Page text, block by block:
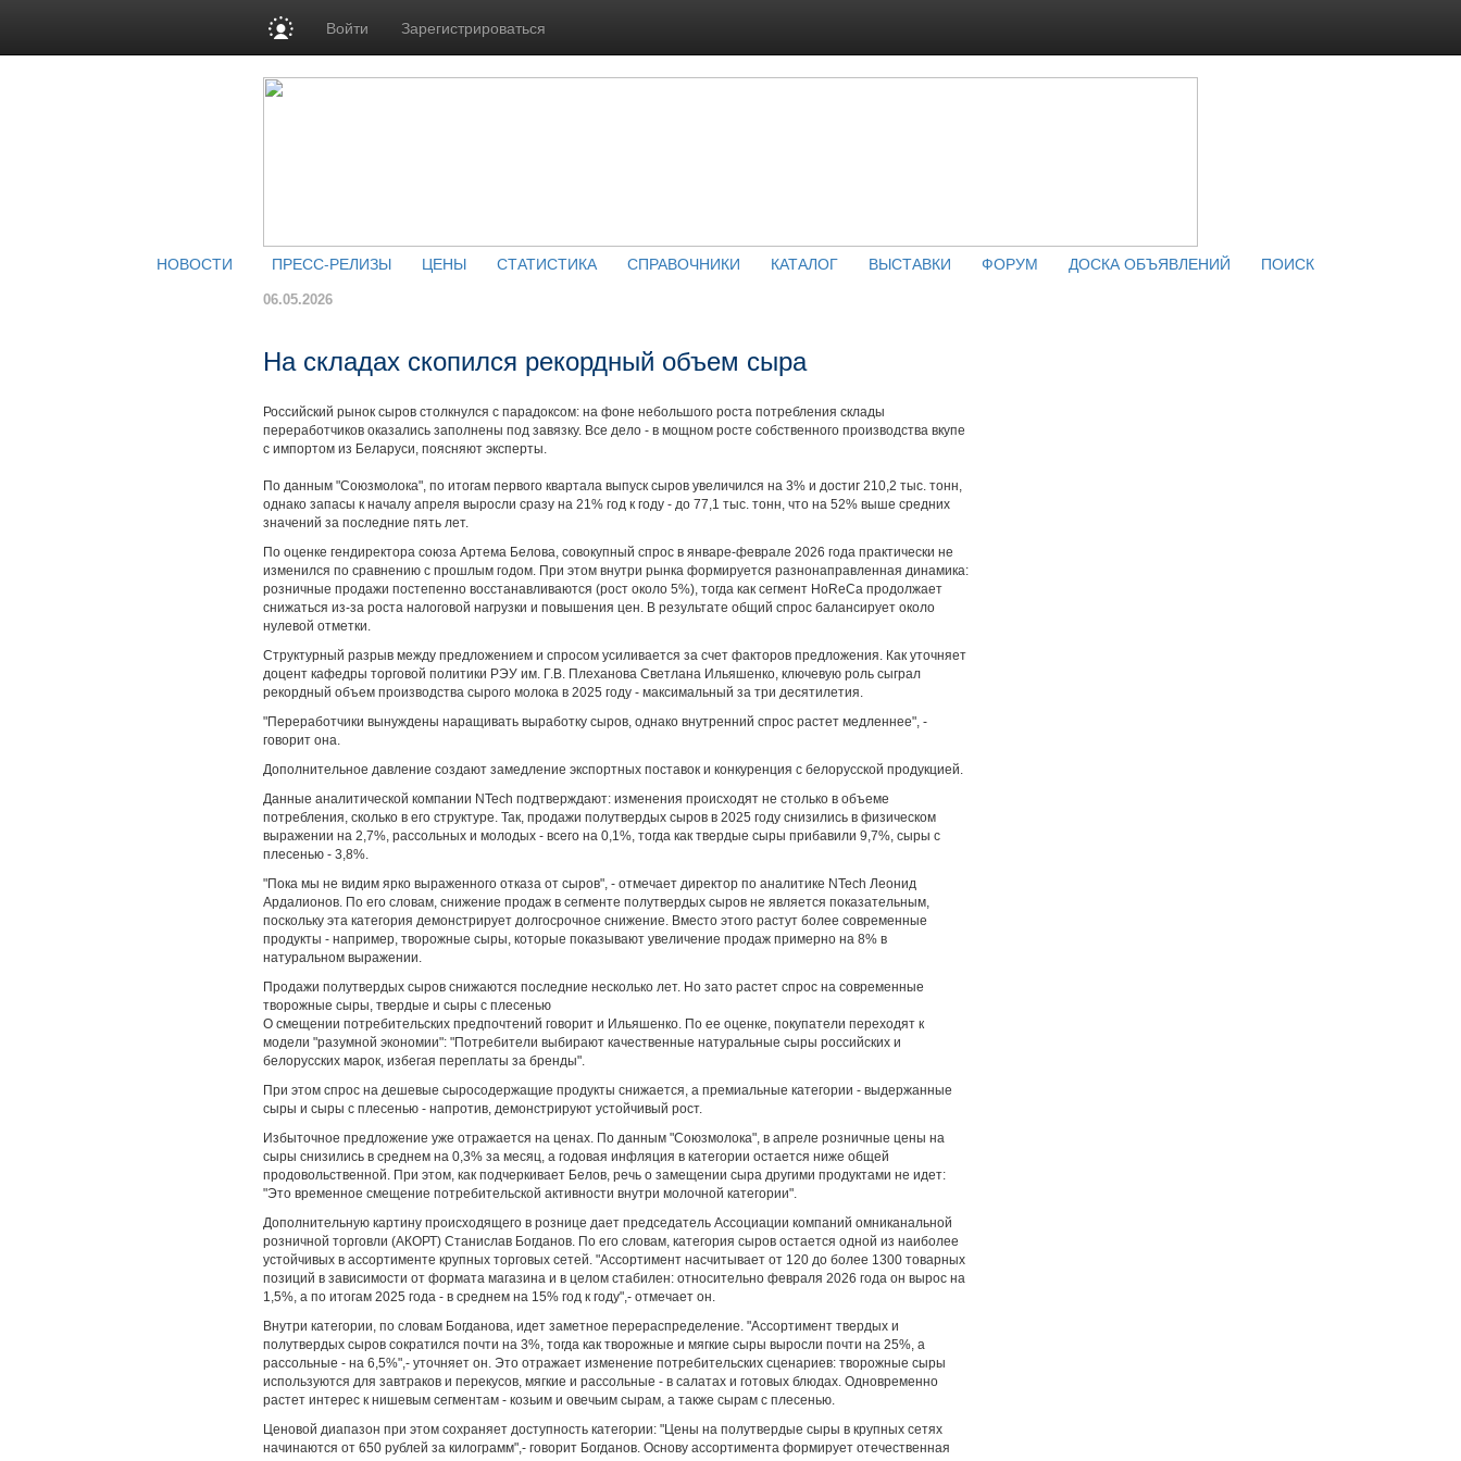
Войти Зарегистрироваться
НОВОСТИ ПРЕСС-РЕЛИЗЫ ЦЕНЫ СТАТИСТИКА СПРАВОЧНИКИ КАТАЛОГ ВЫСТАВКИ ФОРУМ ДОСКА ОБЪЯВЛЕНИЙ ПОИСК
06.05.2026
На складах скопился рекордный объем сыра
Российский рынок сыров столкнулся с парадоксом: на фоне небольшого роста потребления склады
переработчиков оказались заполнены под завязку. Все дело - в мощном росте собственного производства вкупе
с импортом из Беларуси, поясняют эксперты.
По данным "Союзмолока", по итогам первого квартала выпуск сыров увеличился на 3% и достиг 210,2 тыс. тонн,
однако запасы к началу апреля выросли сразу на 21% год к году - до 77,1 тыс. тонн, что на 52% выше средних
значений за последние пять лет.
По оценке гендиректора союза Артема Белова, совокупный спрос в январе-феврале 2026 года практически не
изменился по сравнению с прошлым годом. При этом внутри рынка формируется разнонаправленная динамика:
розничные продажи постепенно восстанавливаются (рост около 5%), тогда как сегмент HoReCa продолжает
снижаться из-за роста налоговой нагрузки и повышения цен. В результате общий спрос балансирует около
нулевой отметки.
Структурный разрыв между предложением и спросом усиливается за счет факторов предложения. Как уточняет
доцент кафедры торговой политики РЭУ им. Г.В. Плеханова Светлана Ильяшенко, ключевую роль сыграл
рекордный объем производства сырого молока в 2025 году - максимальный за три десятилетия.
"Переработчики вынуждены наращивать выработку сыров, однако внутренний спрос растет медленнее", -
говорит она.
Дополнительное давление создают замедление экспортных поставок и конкуренция с белорусской продукцией.
Данные аналитической компании NTech подтверждают: изменения происходят не столько в объеме
потребления, сколько в его структуре. Так, продажи полутвердых сыров в 2025 году снизились в физическом
выражении на 2,7%, рассольных и молодых - всего на 0,1%, тогда как твердые сыры прибавили 9,7%, сыры с
плесенью - 3,8%.
"Пока мы не видим ярко выраженного отказа от сыров", - отмечает директор по аналитике NTech Леонид
Ардалионов. По его словам, снижение продаж в сегменте полутвердых сыров не является показательным,
поскольку эта категория демонстрирует долгосрочное снижение. Вместо этого растут более современные
продукты - например, творожные сыры, которые показывают увеличение продаж примерно на 8% в
натуральном выражении.
Продажи полутвердых сыров снижаются последние несколько лет. Но зато растет спрос на современные
творожные сыры, твердые и сыры с плесенью
О смещении потребительских предпочтений говорит и Ильяшенко. По ее оценке, покупатели переходят к
модели "разумной экономии": "Потребители выбирают качественные натуральные сыры российских и
белорусских марок, избегая переплаты за бренды".
При этом спрос на дешевые сыросодержащие продукты снижается, а премиальные категории - выдержанные
сыры и сыры с плесенью - напротив, демонстрируют устойчивый рост.
Избыточное предложение уже отражается на ценах. По данным "Союзмолока", в апреле розничные цены на
сыры снизились в среднем на 0,3% за месяц, а годовая инфляция в категории остается ниже общей
продовольственной. При этом, как подчеркивает Белов, речь о замещении сыра другими продуктами не идет:
"Это временное смещение потребительской активности внутри молочной категории".
Дополнительную картину происходящего в рознице дает председатель Ассоциации компаний омниканальной
розничной торговли (АКОРТ) Станислав Богданов. По его словам, категория сыров остается одной из наиболее
устойчивых в ассортименте крупных торговых сетей. "Ассортимент насчитывает от 120 до более 1300 товарных
позиций в зависимости от формата магазина и в целом стабилен: относительно февраля 2026 года он вырос на
1,5%, а по итогам 2025 года - в среднем на 15% год к году",- отмечает он.
Внутри категории, по словам Богданова, идет заметное перераспределение. "Ассортимент твердых и
полутвердых сыров сократился почти на 3%, тогда как творожные и мягкие сыры выросли почти на 25%, а
рассольные - на 6,5%",- уточняет он. Это отражает изменение потребительских сценариев: творожные сыры
используются для завтраков и перекусов, мягкие и рассольные - в салатах и готовых блюдах. Одновременно
растет интерес к нишевым сегментам - козьим и овечьим сырам, а также сырам с плесенью.
Ценовой диапазон при этом сохраняет доступность категории: "Цены на полутвердые сыры в крупных сетях
начинаются от 650 рублей за килограмм",- говорит Богданов. Основу ассортимента формирует отечественная